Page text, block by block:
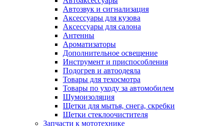
Автозвук и сигнализация
Аксессуары для кузова
Аксессуары для салона
Антенны
Ароматизаторы
Дополнительное освещение
Инструмент и приспособления
Подогрев и автоодеяла
Товары для техосмотра
Товары по уходу за автомобилем
Шумоизоляция
Щетки для мытья, снега, скребки
Щетки стеклоочистителя
Запчасти к мототехнике